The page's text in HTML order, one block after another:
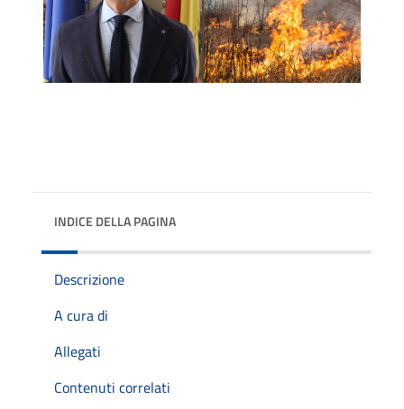
INDICE DELLA PAGINA
Descrizione
A cura di
Allegati
Contenuti correlati